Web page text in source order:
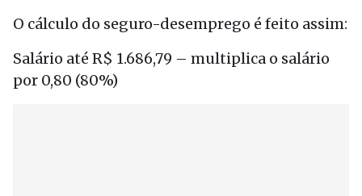
O cálculo do seguro-desemprego é feito assim:
Salário até R$ 1.686,79 – multiplica o salário
por 0,80 (80%)